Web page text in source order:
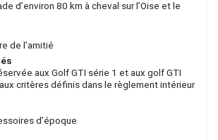
d’environ 80 km à cheval sur l’Oise et le
de l’amitié
aux Golf GTI série 1 et aux golf GTI
critères définis dans le règlement intérieur
d’époque